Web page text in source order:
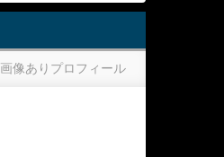
画像ありプロフィール